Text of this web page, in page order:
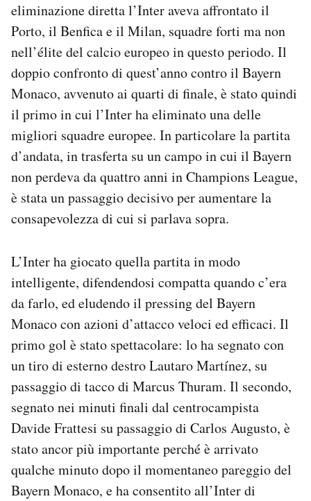
eliminazione diretta l’Inter aveva affrontato il
Porto, il Benfica e il Milan, squadre forti ma non
nell’élite del calcio europeo in questo periodo. Il
doppio confronto di quest’anno contro il Bayern
Monaco, avvenuto ai quarti di finale, è stato quindi
il primo in cui l’Inter ha eliminato una delle
migliori squadre europee. In particolare la partita
d’andata, in trasferta su un campo in cui il Bayern
non perdeva da quattro anni in Champions League,
è stata un passaggio decisivo per aumentare la
consapevolezza di cui si parlava sopra.
L’Inter ha giocato quella partita in modo
intelligente, difendendosi compatta quando c’era
da farlo, ed eludendo il pressing del Bayern
Monaco con azioni d’attacco veloci ed efficaci. Il
primo gol è stato spettacolare: lo ha segnato con
un tiro di esterno destro Lautaro Martínez, su
passaggio di tacco di Marcus Thuram. Il secondo,
segnato nei minuti finali dal centrocampista
Davide Frattesi su passaggio di Carlos Augusto, è
stato ancor più importante perché è arrivato
qualche minuto dopo il momentaneo pareggio del
Bayern Monaco, e ha consentito all’Inter di